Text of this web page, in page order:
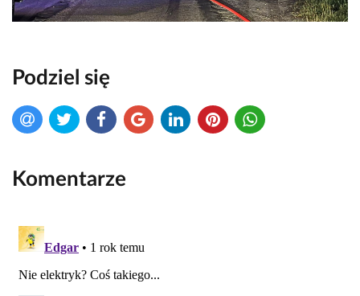
Podziel się
Komentarze